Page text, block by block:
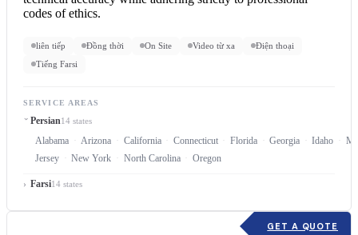
codes of ethics.
liên tiếp Đồng thời On Site Video từ xa
Điện thoại
Tiếng Farsi
SERVICE AREAS
Persian14 states
Alabama Arizona California Connecticut Florida Georgia Idaho
Jersey
New York North Carolina Oregon
Farsi14 states
GET A QUOTE